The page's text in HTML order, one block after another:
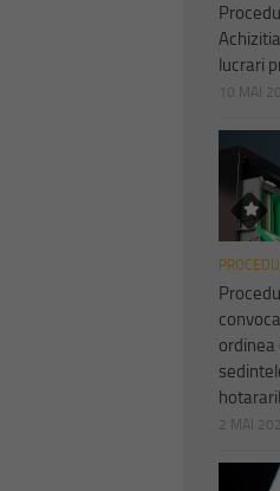
lucrari
10 MAI
ordinea
2 MAI